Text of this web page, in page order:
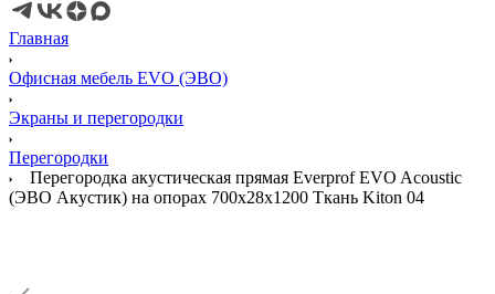
Главная
Офисная мебель EVO (ЭВО)
Экраны и перегородки
Перегородки
Перегородка акустическая прямая Everprof EVO Acoustic
(ЭВО Акустик) на опорах 700х28х1200 Ткань Kiton 04